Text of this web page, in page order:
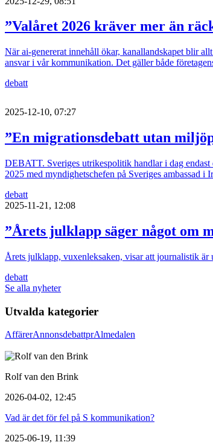
”Valåret 2026 kräver mer än
När ai-genererat innehåll ökar, kanallandskapet blir
ansvar i vår kommunikation. Det gäller både
debatt
2025-12-10, 07:27
”En migrationsdebatt utan
DEBATT. Sveriges utrikespolitik handlar i dag
2025 med myndighetschefen på Sveriges ambassad i
debatt
2025-11-21, 12:08
”Årets julklapp säger något om
Årets julklapp, vuxenleksaken, visar att journalistik
debatt
Se alla nyheter
Utvalda kategorier
AffärerAnnonsdebattprAlmedalen
Rolf van den Brink
2026-04-02, 12:45
Vad är det för fel på S kommunikation?
2025-06-19, 11:39